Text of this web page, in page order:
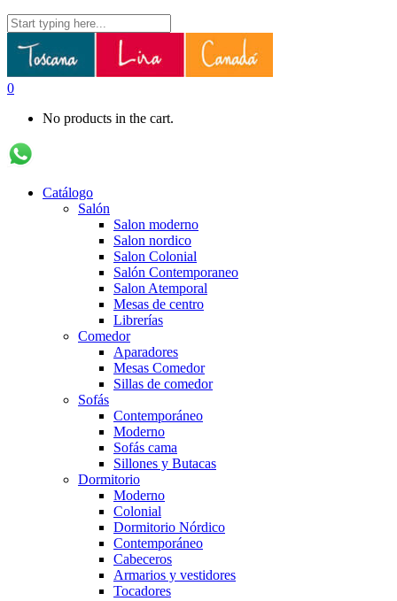
0
No products in the cart.
Catálogo
Salón
Salon moderno
Salon nordico
Salon Colonial
Salón Contemporaneo
Salon Atemporal
Mesas de centro
Librerías
Comedor
Aparadores
Mesas Comedor
Sillas de comedor
Sofás
Contemporáneo
Moderno
Sofás cama
Sillones y Butacas
Dormitorio
Moderno
Colonial
Dormitorio Nórdico
Contemporáneo
Cabeceros
Armarios y vestidores
Tocadores